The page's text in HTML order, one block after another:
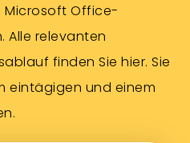
Microsoft Office-
Alle relevanten
finden Sie hier. Sie
eintägigen und einem